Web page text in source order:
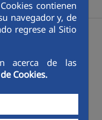
contienen
navegador y, de
regrese al Sitio
acerca de las
Cookies.